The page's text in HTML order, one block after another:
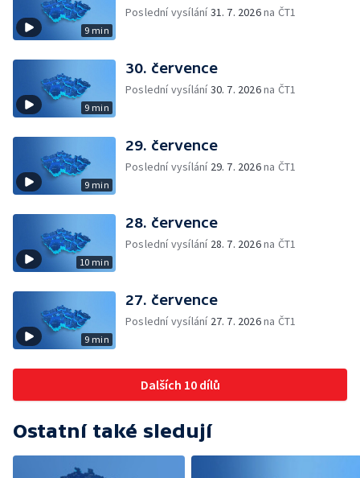
9 min
Poslední vysílání31. 7. 2026na ČT1
9 min
30. července
Poslední vysílání30. 7. 2026na ČT1
9 min
29. července
Poslední vysílání 29. 7. 2026na ČT1
10 min
28. července
Poslední vysílání 28. 7. 2026na ČT1
9 min
27. července
Poslední vysílání 27. 7. 2026na ČT1
Dalších 10 dílů
Ostatní také sledují